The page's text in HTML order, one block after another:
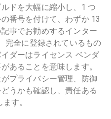
ドを大幅に縮小し、1 つ
番号を付けて、わずか 13
事でお勧めするインター
完全に登録されているもの
ダーはライセンス ベンダ
あることを意味します。
プライバシー管理、防御
うかも確認し、責任ある
す。